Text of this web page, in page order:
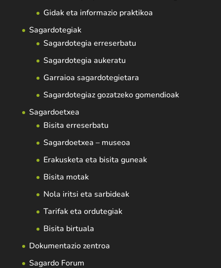
Gidak eta informazio praktikoa
Sagardotegiak
Sagardotegia erreserbatu
Sagardotegia aukeratu
Garraioa sagardotegietara
Sagardotegiaz gozatzeko gomendioak
Sagardoetxea
Bisita erreserbatu
Sagardoetxea – museoa
Erakusketa eta bisita guneak
Bisita motak
Nola iritsi eta sarbideak
Tarifak eta ordutegiak
Bisita birtuala
Dokumentazio zentroa
Sagardo Forum